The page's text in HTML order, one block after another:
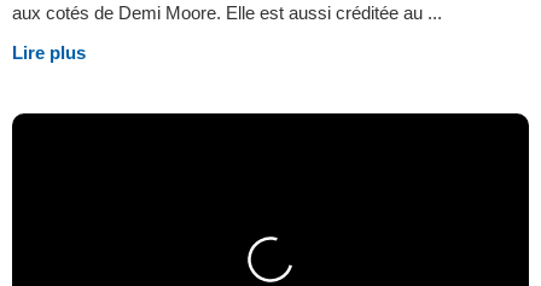
aux cotés de Demi Moore. Elle est aussi créditée au ...
Lire plus